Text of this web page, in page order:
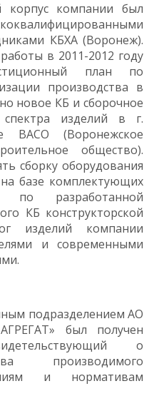
компании был
КБХА (Воронеж).
в 2011-2012 году
план по
производства в
новое КБ и сборочное
изделий в г.
ВАСО (Воронежское
общество).
сборку оборудования
базе комплектующих
разработанной
КБ конструкторской
изделий компании
и современными
подразделением АО
был получен
о
производимого
и нормативам